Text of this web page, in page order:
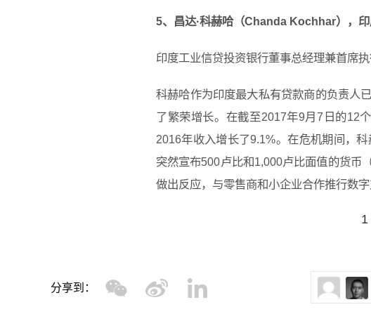
5、昌达·科赫哈（Chanda Kochhar），
印度工业信贷投资银行董事总经理兼首席
科赫哈作为印度最大私有贷款商的负责人
了繁荣增长。在截至2017年9月7日的12
2016年收入增长了9.1%。在危机期间，
突然宣布500卢比和1,000卢比面值的货币
做出反应，与零售商和小企业合作推行数字
1
分享到：